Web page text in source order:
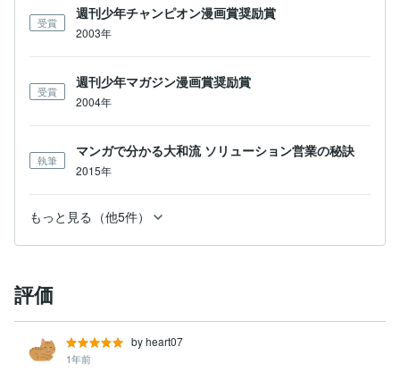
受賞
週刊少年チャンピオン漫画賞奨励賞
2003年
受賞
週刊少年マガジン漫画賞奨励賞
2004年
執筆
マンガで分かる大和流 ソリューション営業の秘訣
2015年
もっと見る（他5件）
評価
by heart07
1年前